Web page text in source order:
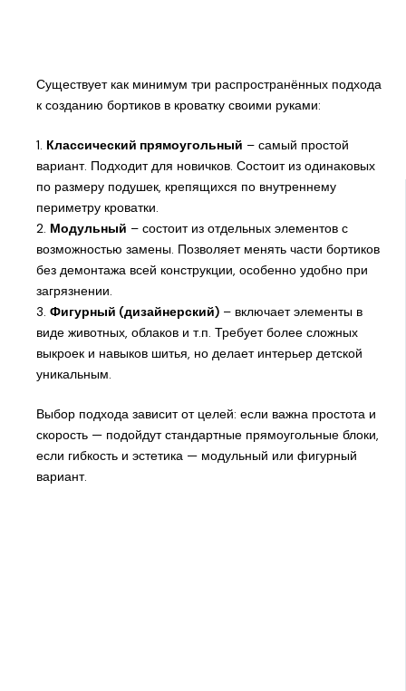
Существует как минимум три распространённых подхода
к созданию бортиков в кроватку своими руками:
1. Классический прямоугольный – самый простой
вариант. Подходит для новичков. Состоит из одинаковых
по размеру подушек, крепящихся по внутреннему
периметру кроватки.
2. Модульный – состоит из отдельных элементов с
возможностью замены. Позволяет менять части бортиков
без демонтажа всей конструкции, особенно удобно при
загрязнении.
3. Фигурный (дизайнерский)– включает элементы в
виде животных, облаков и т.п. Требует более сложных
выкроек и навыков шитья, но делает интерьер детской
уникальным.
Выбор подхода зависит от целей: если важна простота и
скорость — подойдут стандартные прямоугольные блоки,
если гибкость и эстетика — модульный или фигурный
вариант.